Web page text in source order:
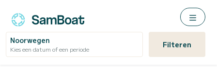
Noorwegen
Kies een datum of een periode Filteren